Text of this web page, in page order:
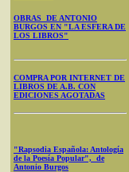
OBRAS DE ANTONIO
BURGOS EN "LA ESFERA DE
LOS LIBROS"
COMPRA POR INTERNET DE
LIBROS DE A.B. CON
EDICIONES AGOTADAS
"Rapsodia Española: Antología
de la Poesía Popular", de
Antonio Burgos